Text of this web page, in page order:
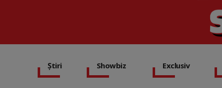
Știri Showbiz Exclusiv